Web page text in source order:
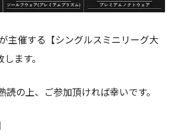
主催する【シングルスミニリーグ大
ます。
読の上、ご参加頂ければ幸いです。